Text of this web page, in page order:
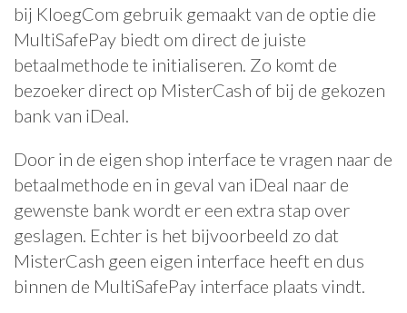
bij KloegCom gebruik gemaakt van de optie die
MultiSafePay biedt om direct de juiste
betaalmethode te initialiseren. Zo komt de
bezoeker direct op MisterCash of bij de gekozen
bank van iDeal.
Door in de eigen shop interface te vragen naar de
betaalmethode en in geval van iDeal naar de
gewenste bank wordt er een extra stap over
geslagen. Echter is het bijvoorbeeld zo dat
MisterCash geen eigen interface heeft en dus
binnen de MultiSafePay interface plaats vindt.